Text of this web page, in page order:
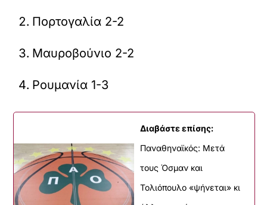
Πορτογαλία 2-2
Μαυροβούνιο 2-2
Ρουμανία 1-3
Διαβάστε επίσης:
Παναθηναϊκός: Μετά
τους Όσμαν και
Τολιόπουλο «ψήνεται» κι